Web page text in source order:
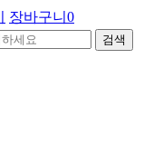
장바구니 0
검색